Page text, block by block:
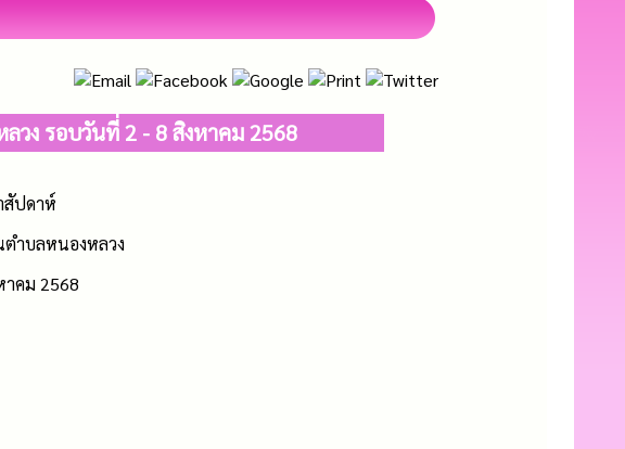
วง รอบวันที่ 2 - 8 สิงหาคม 2568
สัปดาห์
ตำบลหนองหลวง
คม 2568